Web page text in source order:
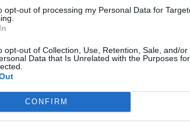
opt-out of processing my Personal Data for
opt-out of Collection, Use, Retention, Sale, and/or
Data that Is Unrelated with the Purposes
CONFIRM
των γυμνασίων και των λυκείων έχει
(ΟΛΜΕ), τονίζοντας ότι τα
αναμένεται να λειτουργήσουν οι
οποίο ανοίγουν τα σχολεία, αφενός
προδιαγράφει το νέο κλείσιμό